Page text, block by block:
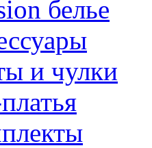
белье
и чулки